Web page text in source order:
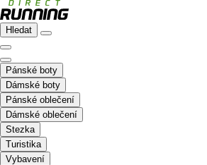
Hledat
Pánské boty
Dámské boty
Pánské oblečení
Dámské oblečení
Stezka
Turistika
Vybavení